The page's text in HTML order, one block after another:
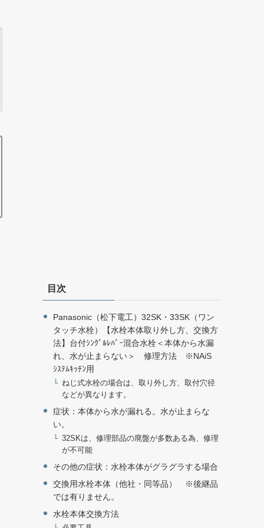
目次
Panasonic（松下電工）32SK・33SK（ワン
タッチ水栓）【水栓本体取り外し方、交換方
法】台付ｼﾝｸﾞﾙﾚﾊﾞｰ混合水栓＜本体から水漏
れ、水が止まらない＞ 修理方法 ※NAiS
ｼｽﾃﾑｷｯﾁﾝ用
ねじ式水栓の場合は、取り外し方、取付穴径
などが異なります。
症状：本体から水が漏れる。水が止まらな
い。
32SKは、修理部品の廃盤が多数ある為、修理
が不可能
その他の症状：水栓本体がグラグラする場合
交換用水栓本体（他社・同等品） ※後継品
では有りません。
水栓本体交換方法